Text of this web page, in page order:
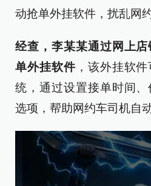
动抢单外挂软件，扰乱网
经查，李某某通过网上
单外挂软件 ，该外挂软
统，通过设置接单时间
选项，帮助网约车司机自